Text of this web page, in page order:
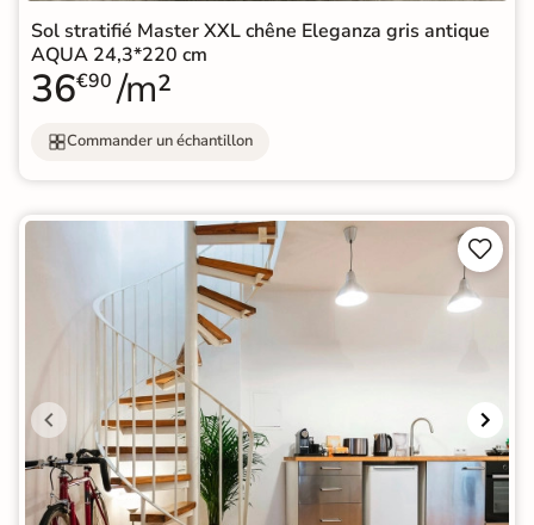
Sol stratifié Master XXL chêne Eleganza gris antique
AQUA 24,3*220 cm
36€90 /m²
Commander un échantillon

